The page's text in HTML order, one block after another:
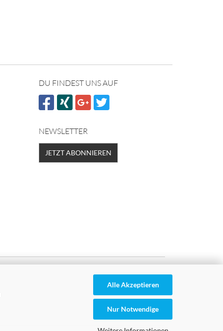
Alle Akzeptieren
Nur Notwendige
DU FINDEST UNS AUF
NEWSLETTER
JETZT ABONNIEREN